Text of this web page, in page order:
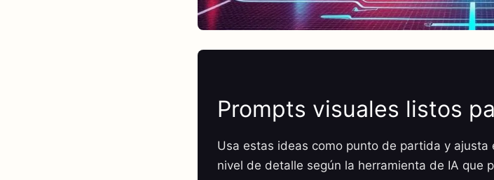
Prompts visuales listos
Usa estas ideas como punto de partida y
nivel de detalle según la herramienta de IA que